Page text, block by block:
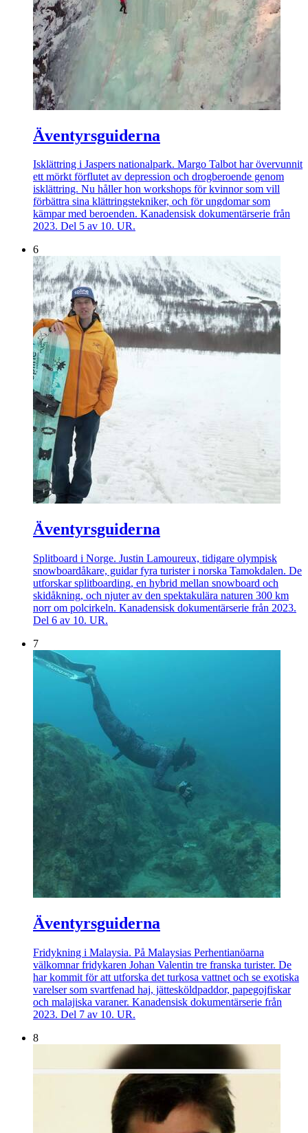
Äventyrsguiderna
Isklättring i Jaspers nationalpark. Margo Talbot har övervunnit
ett mörkt förflutet av depression och drogberoende genom
isklättring. Nu håller hon workshops för kvinnor som vill
förbättra sina klättringstekniker, och för ungdomar som
kämpar med beroenden. Kanadensisk dokumentärserie från
2023. Del 5 av 10. UR.
6
Äventyrsguiderna
Splitboard i Norge. Justin Lamoureux, tidigare olympisk
snowboardåkare, guidar fyra turister i norska Tamokdalen. De
utforskar splitboarding, en hybrid mellan snowboard och
skidåkning, och njuter av den spektakulära naturen 300 km
norr om polcirkeln. Kanadensisk dokumentärserie från 2023.
Del 6 av 10. UR.
7
Äventyrsguiderna
Fridykning i Malaysia. På Malaysias Perhentianöarna
välkomnar fridykaren Johan Valentin tre franska turister. De
har kommit för att utforska det turkosa vattnet och se exotiska
varelser som svartfenad haj, jättesköldpaddor, papegojfiskar
och malajiska varaner. Kanadensisk dokumentärserie från
2023. Del 7 av 10. UR.
8